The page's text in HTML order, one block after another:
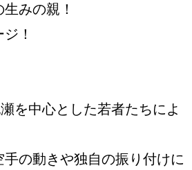
みの親！
！
を中心とした若者たちによ
の動きや独自の振り付けに